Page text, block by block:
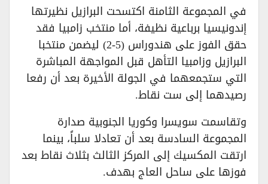
في المجموعة الثامنة اكتسحت البرازيل نظيرتها
إندونيسيا برباعية نظيفة، أما منتخب زامبيا فقد
حقق الفوز على هندوراس (5-2) ليضمن منتخبا
البرازيل وزامبيا التأهل قبل المواجهة المباشرة
التي ستجمعهما في الجولة الأخيرة بعد أن رفعا
رصيدهما إلى ست نقاط.
وتقاسمت سويسرا وكوريا الجنوبية صدارة
المجموعة السادسة بعد أن تعادلا سلباً، بينما
ارتقت المكسيك إلى المركز الثالث بثلاث نقاط بعد
فوزها على ساحل العاج بهدف.